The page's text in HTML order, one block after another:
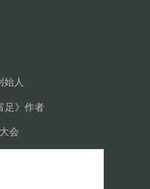
人
足》作者
会